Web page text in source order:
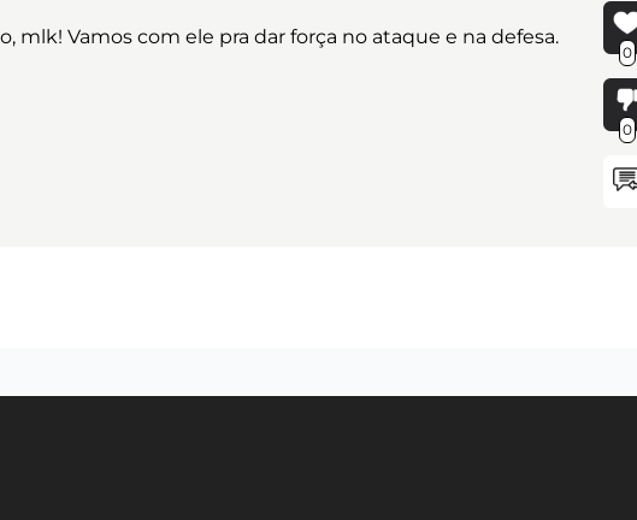
mlk! Vamos com ele pra dar força no ataque e na defesa.
0
0